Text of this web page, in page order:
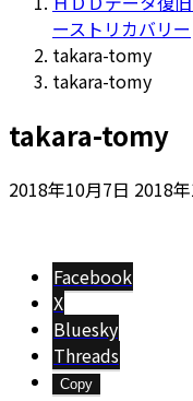
ーストリカバリー
takara-tomy
takara-tomy
takara-tomy
2018年10月7日 最
2018
Facebook
X
Bluesky
Threads
Copy